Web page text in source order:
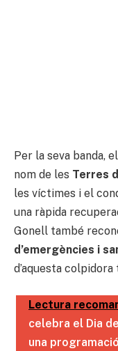
Per la seva banda,
nom de les Terres
les víctimes i el
una ràpida
Gonell també
d’emergències i
d’aquesta colpidora
Lectura
celebra el Dia
una